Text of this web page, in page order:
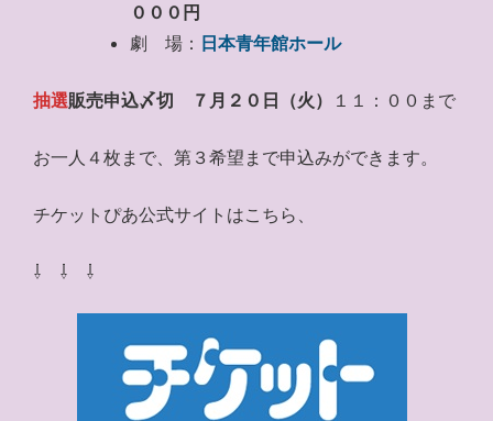
０００円
劇 場： 日本青年館ホール
抽選販売申込〆切 ７月２０日（火） １１：００まで
お一人４枚まで、第３希望まで申込みができます。
チケットぴあ公式サイトはこちら、
⇩ ⇩ ⇩